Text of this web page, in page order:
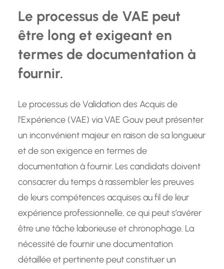
Le processus de VAE peut
être long et exigeant en
termes de documentation à
fournir.
Le processus de Validation des Acquis de
l’Expérience (VAE) via VAE Gouv peut présenter
un inconvénient majeur en raison de sa longueur
et de son exigence en termes de
documentation à fournir. Les candidats doivent
consacrer du temps à rassembler les preuves
de leurs compétences acquises au fil de leur
expérience professionnelle, ce qui peut s’avérer
être une tâche laborieuse et chronophage. La
nécessité de fournir une documentation
détaillée et pertinente peut constituer un